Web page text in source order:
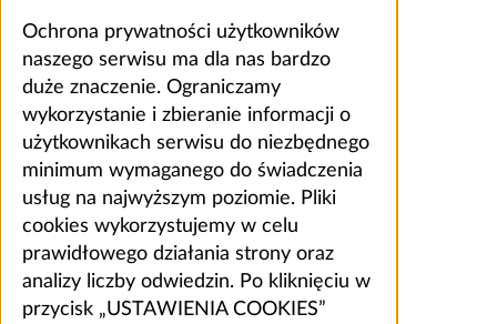
Ochrona prywatności użytkowników
naszego serwisu ma dla nas bardzo
duże znaczenie. Ograniczamy
wykorzystanie i zbieranie informacji o
użytkownikach serwisu do niezbędnego
minimum wymaganego do świadczenia
usług na najwyższym poziomie. Pliki
cookies wykorzystujemy w celu
prawidłowego działania strony oraz
analizy liczby odwiedzin. Po kliknięciu w
przycisk „USTAWIENIA COOKIES”